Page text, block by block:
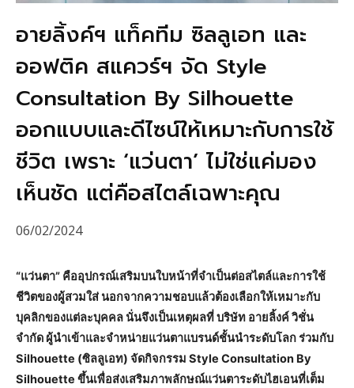
อายลิ้งค์ฯ แท็คทีม ซิลลูเอท และ
ออฟติค สแควร์ฯ จัด Style
Consultation By Silhouette
ออกแบบและดีไซน์ให้เหมาะกับการใช้
ชีวิต เพราะ ‘แว่นตา’ ไม่ใช่แค่มอง
เห็นชัด แต่คือสไตล์เฉพาะคุณ
06/02/2024
“แว่นตา” คืออุปกรณ์เสริมบนใบหน้าที่จำเป็นต่อสไตล์และการใช้
ชีวิตของผู้สวมใส่ นอกจากความชอบแล้วต้องเลือกให้เหมาะกับ
บุคลิกของแต่ละบุคคล นั่นจึงเป็นเหตุผลที่ บริษัท อายลิ้งค์ วิชั่น
จำกัด ผู้นำเข้าและจำหน่ายแว่นตาแบรนด์ชั้นนำระดับโลก ร่วมกับ
Silhouette (ซิลลูเอท) จัดกิจกรรม Style Consultation By
Silhouette ขึ้นเพื่อส่งเสริมภาพลักษณ์แว่นตาระดับไฮเอนที่เต็ม